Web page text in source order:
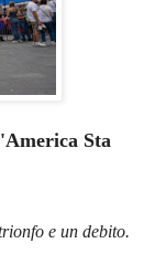
Sta
e un debito.